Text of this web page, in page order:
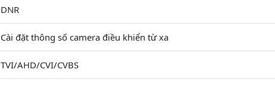
DNR
Cài đặt thông số camera điều khiển từ xa
TVI/AHD/CVI/CVBS